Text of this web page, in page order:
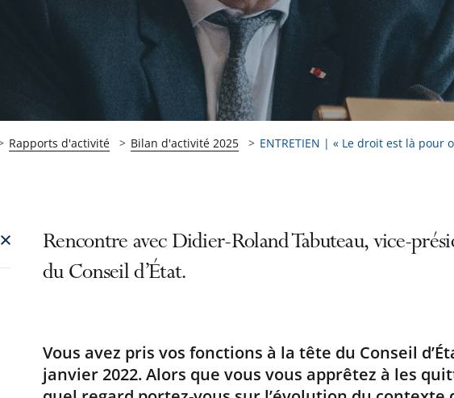
Rapports d'activité Bilan d'activité 2025 ENTRETIEN | « Le droit est là pour
Rencontre avec Didier-Roland Tabuteau, vice-
du Conseil d’État.
Vous avez pris vos fonctions à la tête du Conseil
janvier 2022. Alors que vous vous apprêtez à les